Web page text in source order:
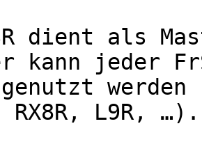
dient als
kann jeder
genutzt
RX8R, L9R, …).